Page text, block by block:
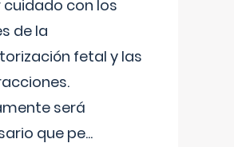
cuidado con los
de la
fetal y las
será
que pe...